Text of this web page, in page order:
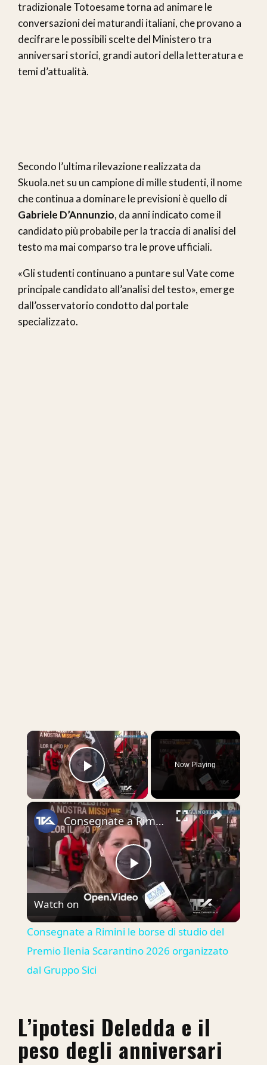
tradizionale Totoesame torna ad animare le
conversazioni dei maturandi italiani, che provano a
decifrare le possibili scelte del Ministero tra
anniversari storici, grandi autori della letteratura e
temi d’attualità.
Secondo l’ultima rilevazione realizzata da
Skuola.net su un campione di mille studenti, il nome
che continua a dominare le previsioni è quello di
Gabriele D’Annunzio, da anni indicato come il
candidato più probabile per la traccia di analisi del
testo ma mai comparso tra le prove ufficiali.
«Gli studenti continuano a puntare sul Vate come
principale candidato all’analisi del testo», emerge
dall’osservatorio condotto dal portale
specializzato.
×
Play Video
Now Playing
×
Play
Video
Consegnate a Rimini le borse di studio del Premio Ilenia Scarantino 2026 organizzato dal Gruppo Sici
Watch on
Consegnate a Rimini le borse di studio del
Premio Ilenia Scarantino 2026 organizzato
dal Gruppo Sici
L’ipotesi Deledda e il
peso degli anniversari